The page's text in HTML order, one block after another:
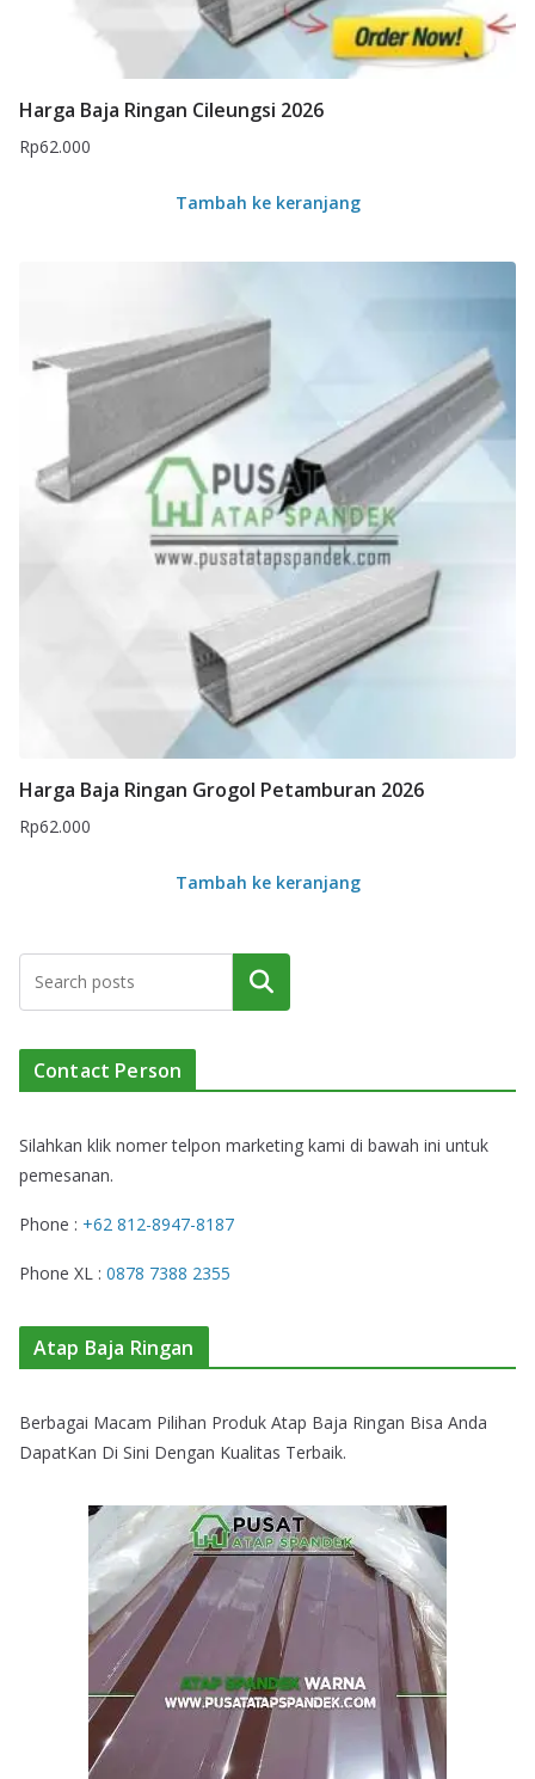
Harga Baja Ringan Cileungsi 2026
Rp62.000
Tambah ke keranjang
Harga Baja Ringan Grogol Petamburan 2026
Rp62.000
Tambah ke keranjang
Cari
Contact Person
Silahkan klik nomer telpon marketing kami di bawah ini untuk
pemesanan.
Phone : +62 812-8947-8187
Phone XL : 0878 7388 2355
Atap Baja Ringan
Berbagai Macam Pilihan Produk Atap Baja Ringan Bisa Anda
DapatKan Di Sini Dengan Kualitas Terbaik.